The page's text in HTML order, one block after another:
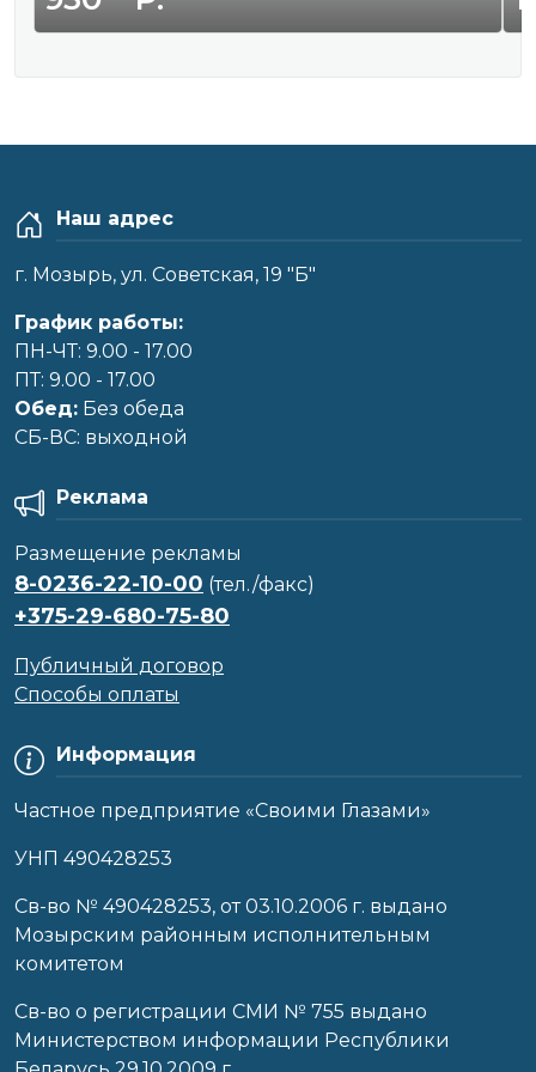
Наш адрес
г. Мозырь, ул. Советская, 19 "Б"
График работы:
ПН-ЧТ: 9.00 - 17.00
ПТ: 9.00 - 17.00
Обед: Без обеда
CБ-ВС: выходной
Информация
Частное предприятие «Своими Глазами»
УНП 490428253
Cв-во № 490428253, от 03.10.2006 г. выдано
Мозырским районным исполнительным
комитетом
Св-во о регистрации СМИ № 755 выдано
Министерством информации Республики
Реклама
Размещение рекламы
8-0236-22-10-00 (тел./факс)
+375-29-680-75-80
Публичный договор
Способы оплаты